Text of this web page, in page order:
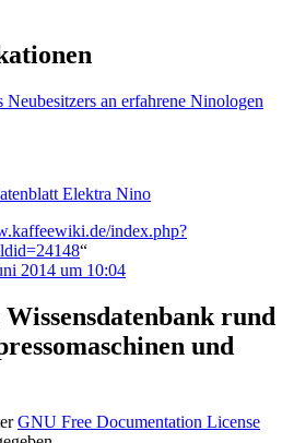
an erfahrene Ninologen
Elektra Nino
index.php?
“
2014 um 10:04
rund
und
GNU Free Documentation License